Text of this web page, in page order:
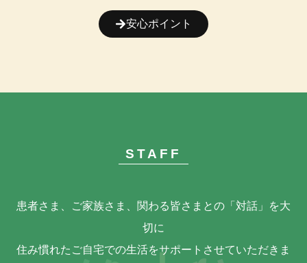
安心ポイント
STAFF
患者さま、ご家族さま、関わる皆さまとの「対話」を大
切に
住み慣れたご自宅での生活をサポートさせていただきま